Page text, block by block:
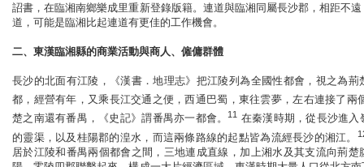
詔書，在臨湘南鄉樂成里重新登錄版籍。連道與臨湘同屬長沙郡，相距不
道，可能是臨湘比起連道有更佳的工作機會。
二、東漢臨湘縣的商業活動與商人、僱傭群體
長沙的北面有江陵，《漢書．地理志》把江陵列為全國性都會，視之為荊
都，經營有年，又乘長江交通之便，西通巴蜀，東往雲夢，左右連接了兩
楚之南還有番禺，《史記》謂番禺亦一都會。11
在秦漢時期，從長沙進
的靈渠，以及桂陽郡的湟水，而這兩條路線的起點皆為流經長沙的湘江。
居於江陵和番禺兩個都會之間，三地連成直線，加上湘水及其支流向荊